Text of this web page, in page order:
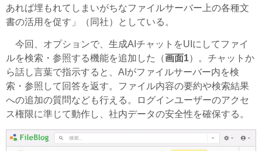
あれば埋もれてしまいがちなファイルサーバー上の各種文
書の活用を促す」（同社）としている。
今回、オプションで、生成AIチャットをUIにしてファイ
ルを検索・参照する機能を追加した（画面1）。チャットか
ら話し言葉で指示すると、AIがファイルサーバー内を検
索・参照して回答を返す。ファイル内容の要約や検索結果
への追加の質問なども行える。ログインユーザーのアクセ
ス権限に準じて動作し、社内データの安全性を確保する。